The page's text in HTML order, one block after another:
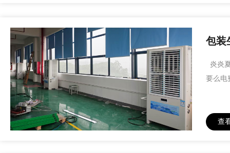
包装
炎炎
要么电
查